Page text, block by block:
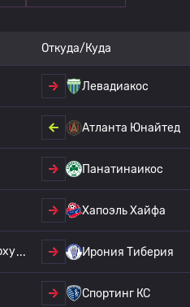
Откуда/Куда
Левадиакос
Атланта Юнайтед
Панатинаикос
Хапоэль Хайфа
Ирония Тиберия
Спортинг КС